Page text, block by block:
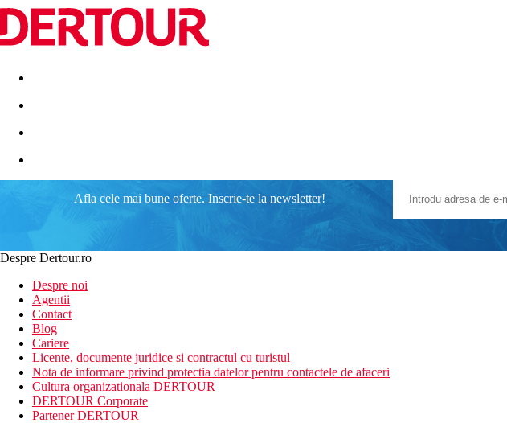
Destinatii Vacanta perfecta OFERTE DE NERATAT
Afla cele mai bune oferte. Inscrie-te la newsletter!
Despre Dertour.ro
Despre noi
Agentii
Contact
Blog
Cariere
Licente, documente juridice si contractul cu turistul
Nota de informare privind protectia datelor pentru contactele de afaceri
Cultura organizationala DERTOUR
DERTOUR Corporate
Partener DERTOUR